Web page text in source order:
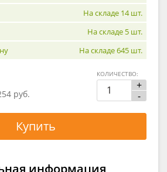
На складе 14 шт.
На складе 5 шт.
На складе 645 шт.
руб.
+
-
КОЛИЧЕСТВО:
Купить
информация